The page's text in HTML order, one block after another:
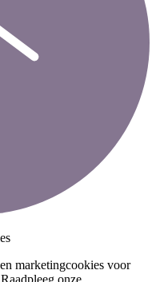
marketingcookies voor